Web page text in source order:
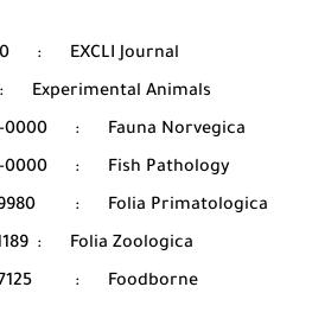
:
EXCLI Journal
:
Experimental Animals
0000 :
Fauna Norvegica
0000 :
Fish Pathology
:
Folia Primatologica
:
Folia Zoologica
:
Foodborne